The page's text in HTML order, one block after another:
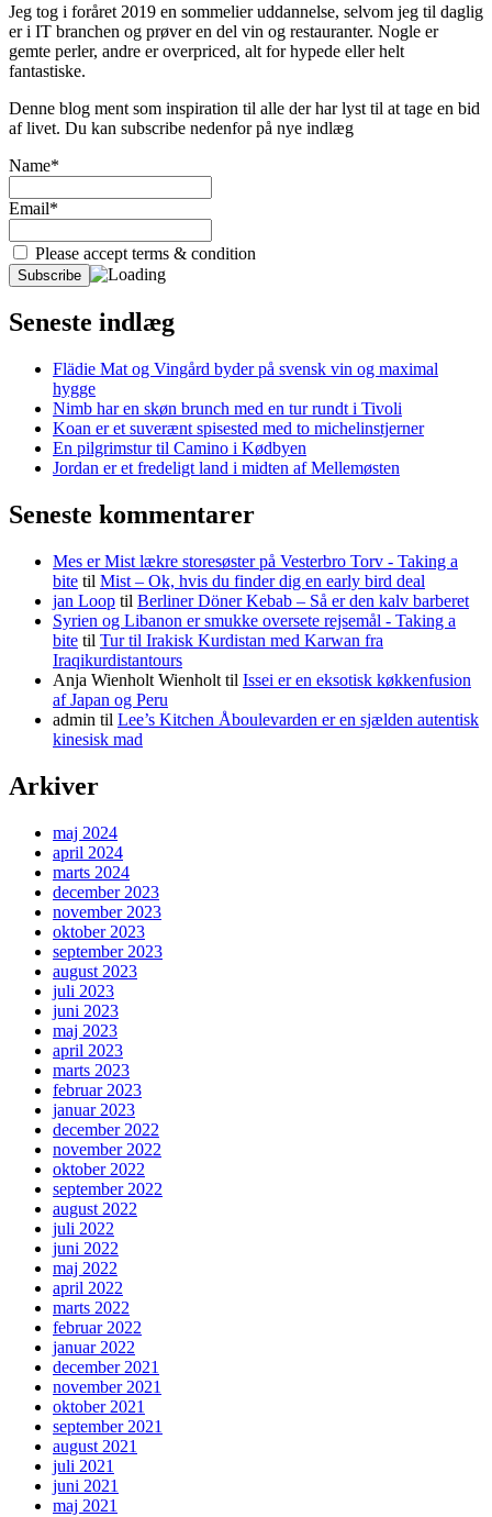
Jeg tog i foråret 2019 en sommelier uddannelse, selvom jeg til daglig
er i IT branchen og prøver en del vin og restauranter. Nogle er
gemte perler, andre er overpriced, alt for hypede eller helt
fantastiske.
Denne blog ment som inspiration til alle der har lyst til at tage en bid
af livet. Du kan subscribe nedenfor på nye indlæg
Name*
Email*
Please accept terms & condition
Seneste indlæg
Flädie Mat og Vingård byder på svensk vin og maximal
hygge
Nimb har en skøn brunch med en tur rundt i Tivoli
Koan er et suverænt spisested med to michelinstjerner
En pilgrimstur til Camino i Kødbyen
Jordan er et fredeligt land i midten af Mellemøsten
Seneste kommentarer
Mes er Mist lækre storesøster på Vesterbro Torv - Taking a
bite til Mist – Ok, hvis du finder dig en early bird deal
jan Loop til Berliner Döner Kebab – Så er den kalv barberet
Syrien og Libanon er smukke oversete rejsemål - Taking a
bite til Tur til Irakisk Kurdistan med Karwan fra
Iraqikurdistantours
Anja Wienholt Wienholt til Issei er en eksotisk køkkenfusion
af Japan og Peru
admin til Lee’s Kitchen Åboulevarden er en sjælden autentisk
kinesisk mad
Arkiver
maj 2024
april 2024
marts 2024
december 2023
november 2023
oktober 2023
september 2023
august 2023
juli 2023
juni 2023
maj 2023
april 2023
marts 2023
februar 2023
januar 2023
december 2022
november 2022
oktober 2022
september 2022
august 2022
juli 2022
juni 2022
maj 2022
april 2022
marts 2022
februar 2022
januar 2022
december 2021
november 2021
oktober 2021
september 2021
august 2021
juli 2021
juni 2021
maj 2021